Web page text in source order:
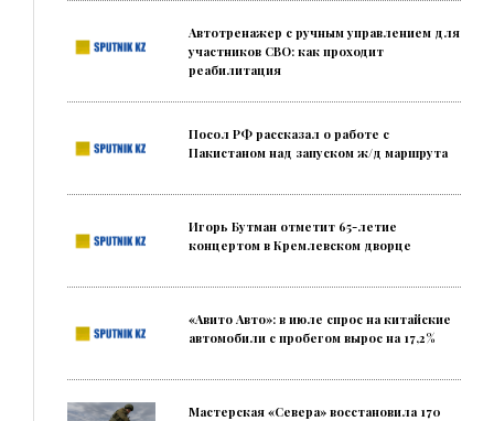
Автотренажер с ручным управлением для
участников СВО: как проходит
реабилитация
Посол РФ рассказал о работе с
Пакистаном над запуском ж/д маршрута
Игорь Бутман отметит 65-летие
концертом в Кремлевском дворце
«Авито Авто»: в июле спрос на китайские
автомобили с пробегом вырос на 17,2%
Мастерская «Севера» восстановила 170